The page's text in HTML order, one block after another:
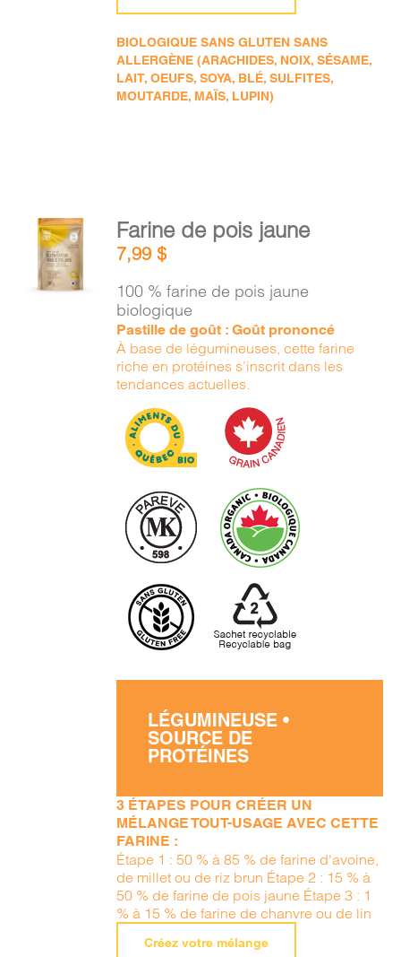
BIOLOGIQUE SANS GLUTEN SANS
ALLERGÈNE (ARACHIDES, NOIX, SÉSAME,
LAIT, OEUFS, SOYA, BLÉ, SULFITES,
MOUTARDE, MAÏS, LUPIN)
AJOUTER
AU
PANIER
/
Farine de pois jaune
7,99$
100 % farine de pois jaune
biologique
Pastille de goût : Goût prononcé
À base de légumineuses, cette farine
riche en protéines s’inscrit dans les
tendances actuelles.
LÉGUMINEUSE •
SOURCE DE
PROTÉINES
3 ÉTAPES POUR CRÉER UN
MÉLANGE TOUT-USAGE AVEC CETTE
FARINE :
Étape 1 : 50 % à 85 % de farine d'avoine,
de millet ou de riz brun Étape 2 : 15 % à
50 % de farine de pois jaune Étape 3 : 1
% à 15 % de farine de chanvre ou de lin
Créez votre mélange